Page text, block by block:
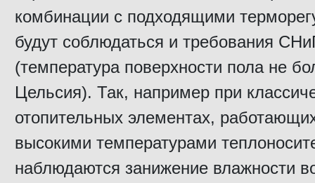
комбинации с подходящими
будут соблюдаться и требования
(температура поверхности пола не
Цельсия). Так, например при
отопительных элементах,
высокими температурами
наблюдаются занижение влажности